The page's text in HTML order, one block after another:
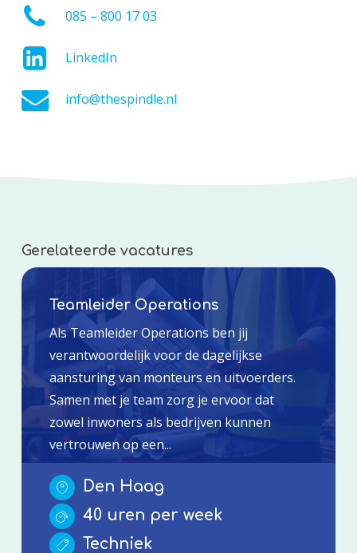
085 – 800 17 03
LinkedIn
info@thespindle.nl
Gerelateerde vacatures
Teamleider Operations
Als Teamleider Operations ben jij
verantwoordelijk voor de dagelijkse
aansturing van monteurs en uitvoerders.
Samen met je team zorg je ervoor dat
zowel inwoners als bedrijven kunnen
vertrouwen op een...
Den Haag
40 uren per week
Techniek